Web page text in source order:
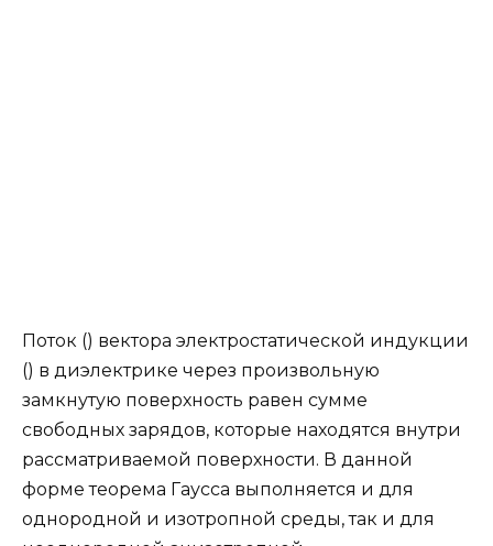
Поток () вектора электростатической индукции
() в диэлектрике через произвольную
замкнутую поверхность равен сумме
свободных зарядов, которые находятся внутри
рассматриваемой поверхности. В данной
форме теорема Гаусса выполняется и для
однородной и изотропной среды, так и для